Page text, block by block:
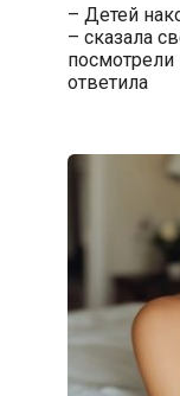
– Детей
– сказала
посмотрели
ответила